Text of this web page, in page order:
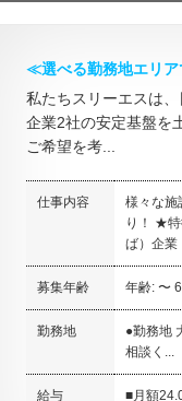
≪選べる勤務地エリア
私たちスリーエスは
企業2社の安定基盤を
ご希望を考...
仕事内容
様々な施
り！ ★特
ば）企業
募集年齢 年齢: 〜
勤務地
●勤務地
相談く...
給与 ■月額